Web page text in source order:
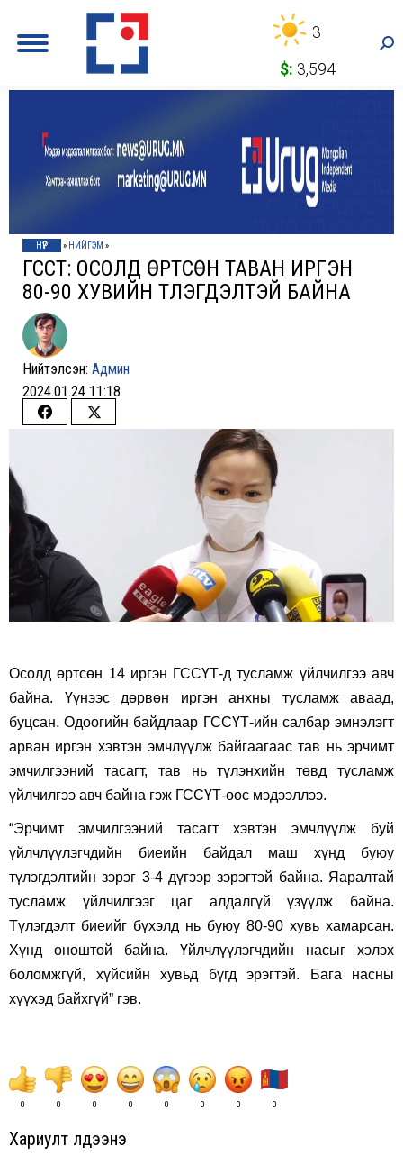
3
$: 3,594
НҮҮР » НИЙГЭМ »
ГССҮТ: ОСОЛД ӨРТСӨН ТАВАН ИРГЭН
80-90 ХУВИЙН ТҮЛЭГДЭЛТЭЙ БАЙНА
Нийтэлсэн: Админ
2024.01.24 11:18
Share
Share
Осолд өртсөн 14 иргэн ГССҮТ-д тусламж үйлчилгээ авч
байна. Үүнээс дөрвөн иргэн анхны тусламж аваад,
буцсан. Одоогийн байдлаар ГССҮТ-ийн салбар эмнэлэгт
арван иргэн хэвтэн эмчлүүлж байгаагаас тав нь эрчимт
эмчилгээний тасагт, тав нь түлэнхийн төвд тусламж
үйлчилгээ авч байна гэж ГССҮТ-өөс мэдээллээ.
“Эрчимт эмчилгээний тасагт хэвтэн эмчлүүлж буй
үйлчлүүлэгчдийн биеийн байдал маш хүнд буюу
түлэгдэлтийн зэрэг 3-4 дүгээр зэрэгтэй байна. Яаралтай
тусламж үйлчилгээг цаг алдалгүй үзүүлж байна.
Түлэгдэлт биеийг бүхэлд нь буюу 80-90 хувь хамарсан.
Хүнд оноштой байна. Үйлчлүүлэгчдийн насыг хэлэх
боломжгүй, хүйсийн хувьд бүгд эрэгтэй. Бага насны
хүүхэд байхгүй” гэв.
0 0 0 0 0 0 0 0
Хариулт үлдээнэ үү